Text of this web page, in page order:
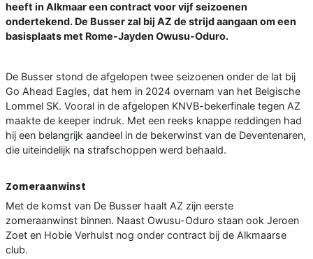
heeft in Alkmaar een contract voor vijf seizoenen
ondertekend. De Busser zal bij AZ de strijd aangaan om een
basisplaats met Rome-Jayden Owusu-Oduro.
De Busser stond de afgelopen twee seizoenen onder de lat bij
Go Ahead Eagles, dat hem in 2024 overnam van het Belgische
Lommel SK. Vooral in de afgelopen KNVB-bekerfinale tegen AZ
maakte de keeper indruk. Met een reeks knappe reddingen had
hij een belangrijk aandeel in de bekerwinst van de Deventenaren,
die uiteindelijk na strafschoppen werd behaald.
Zomeraanwinst
Met de komst van De Busser haalt AZ zijn eerste
zomeraanwinst binnen. Naast Owusu-Oduro staan ook Jeroen
Zoet en Hobie Verhulst nog onder contract bij de Alkmaarse
club.